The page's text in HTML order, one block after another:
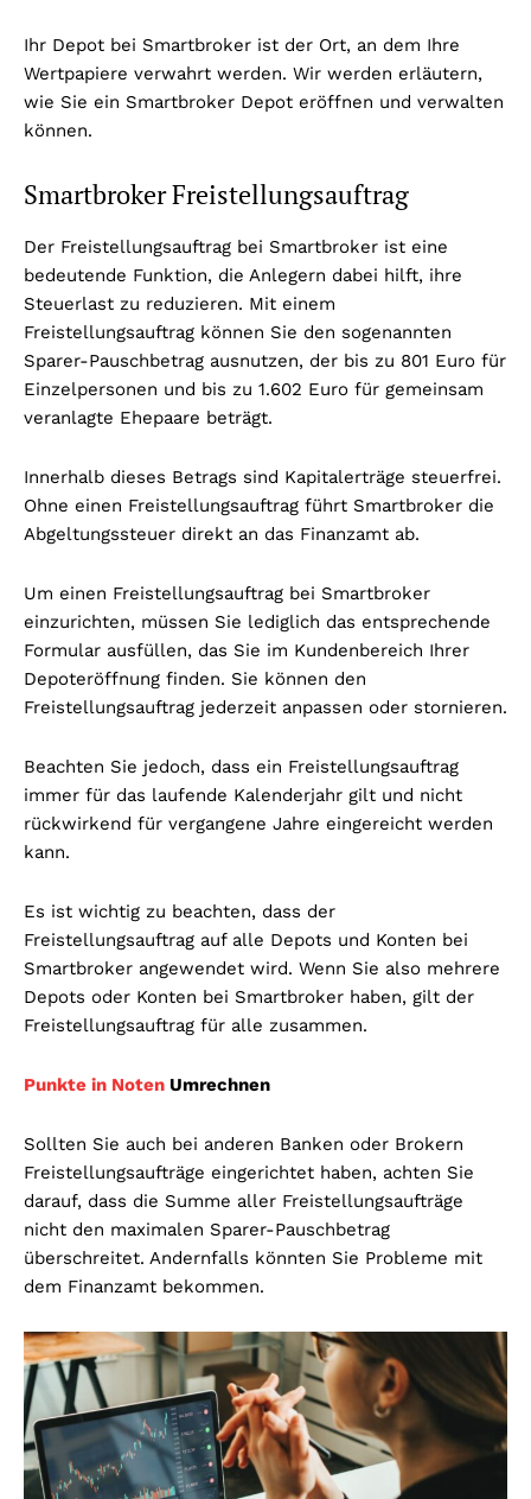
Ihr Depot bei Smartbroker ist der Ort, an dem Ihre
Wertpapiere verwahrt werden. Wir werden erläutern,
wie Sie ein Smartbroker Depot eröffnen und verwalten
können.
Smartbroker Freistellungsauftrag
Der Freistellungsauftrag bei Smartbroker ist eine
bedeutende Funktion, die Anlegern dabei hilft, ihre
Steuerlast zu reduzieren. Mit einem
Freistellungsauftrag können Sie den sogenannten
Sparer-Pauschbetrag ausnutzen, der bis zu 801 Euro für
Einzelpersonen und bis zu 1.602 Euro für gemeinsam
veranlagte Ehepaare beträgt.
Innerhalb dieses Betrags sind Kapitalerträge steuerfrei.
Ohne einen Freistellungsauftrag führt Smartbroker die
Abgeltungssteuer direkt an das Finanzamt ab.
Um einen Freistellungsauftrag bei Smartbroker
einzurichten, müssen Sie lediglich das entsprechende
Formular ausfüllen, das Sie im Kundenbereich Ihrer
Depoteröffnung finden. Sie können den
Freistellungsauftrag jederzeit anpassen oder stornieren.
Beachten Sie jedoch, dass ein Freistellungsauftrag
immer für das laufende Kalenderjahr gilt und nicht
rückwirkend für vergangene Jahre eingereicht werden
kann.
Es ist wichtig zu beachten, dass der
Freistellungsauftrag auf alle Depots und Konten bei
Smartbroker angewendet wird. Wenn Sie also mehrere
Depots oder Konten bei Smartbroker haben, gilt der
Freistellungsauftrag für alle zusammen.
Punkte in Noten Umrechnen
Sollten Sie auch bei anderen Banken oder Brokern
Freistellungsaufträge eingerichtet haben, achten Sie
darauf, dass die Summe aller Freistellungsaufträge
nicht den maximalen Sparer-Pauschbetrag
überschreitet. Andernfalls könnten Sie Probleme mit
dem Finanzamt bekommen.